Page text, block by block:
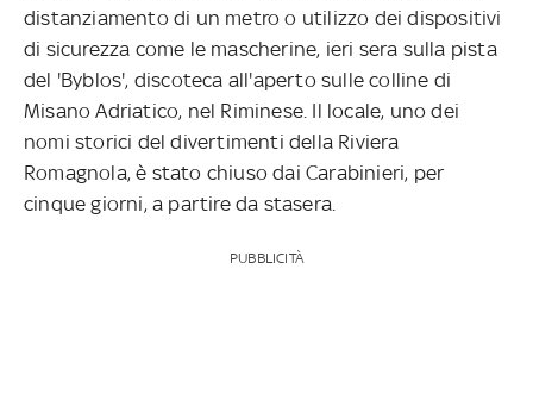
distanziamento di un metro o utilizzo dei dispositivi
di sicurezza come le mascherine, ieri sera sulla pista
del 'Byblos', discoteca all'aperto sulle colline di
Misano Adriatico, nel Riminese. Il locale, uno dei
nomi storici del divertimenti della Riviera
Romagnola, è stato chiuso dai Carabinieri, per
cinque giorni, a partire da stasera.
PUBBLICITÀ